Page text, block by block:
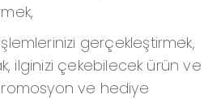
gerçekleştirmek,
ilginizi çekebilecek ürün ve
ve hediye